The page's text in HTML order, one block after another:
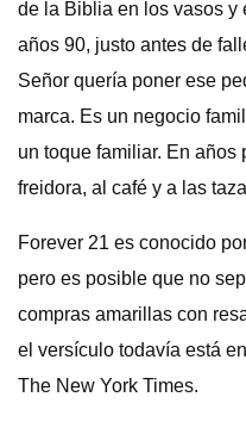
de la Biblia en los vasos y
años 90, justo antes de
Señor quería poner ese
marca. Es un negocio
un toque familiar. En años
freidora, al café y a las
Forever 21 es conocido
pero es posible que no
compras amarillas con
el versículo todavía está
The New York Times.